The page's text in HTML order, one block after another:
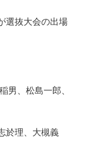
選抜大会の出場
、松島一郎、
理、大槻義